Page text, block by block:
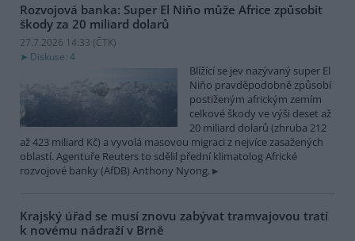
Rozvojová banka: Super El Niňo může Africe způsobit
škody za 20 miliard dolarů
27.7.2026 14:33 (ČTK)
Diskuse: 4
Blížící se jev nazývaný super El
Niňo pravděpodobně způsobí
postiženým africkým zemím
celkové škody ve výši deset až
20 miliard dolarů (zhruba 212
až 423 miliard Kč) a vyvolá masovou migraci z nejvíce zasažených
oblastí. Agentuře Reuters to sdělil přední klimatolog Africké
rozvojové banky (AfDB) Anthony Nyong.
Krajský úřad se musí znovu zabývat tramvajovou tratí
k novému nádraží v Brně